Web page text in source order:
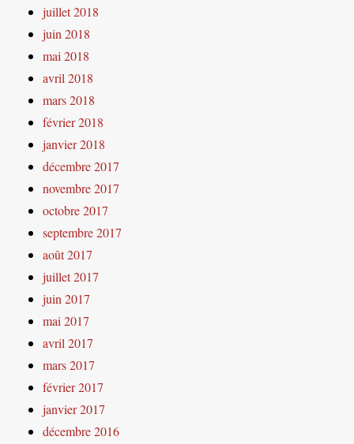
juillet 2018
juin 2018
mai 2018
avril 2018
mars 2018
février 2018
janvier 2018
décembre 2017
novembre 2017
octobre 2017
septembre 2017
août 2017
juillet 2017
juin 2017
mai 2017
avril 2017
mars 2017
février 2017
janvier 2017
décembre 2016